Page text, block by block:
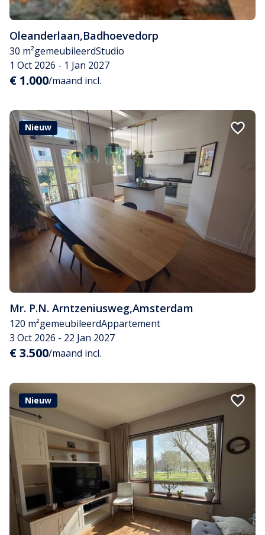
Oleanderlaan,Badhoevedorp
30 m²gemeubileerdStudio
1 Oct 2026 - 1 Jan 2027
€ 1.000/maand incl.
Nieuw
Mr. P.N. Arntzeniusweg,Amsterdam
120 m²gemeubileerdAppartement
3 Oct 2026 - 22 Jan 2027
€ 3.500/maand incl.
Nieuw